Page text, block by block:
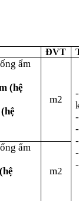
ĐVT
ẩm
(hệ
m2
ẩm
m2